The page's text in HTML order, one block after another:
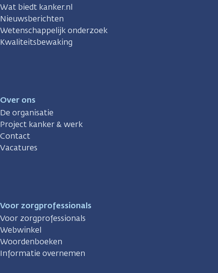
Wat biedt kanker.nl
Nieuwsberichten
Wetenschappelijk onderzoek
Kwaliteitsbewaking
Over ons
De organisatie
Project kanker & werk
Contact
Vacatures
Voor zorgprofessionals
Voor zorgprofessionals
Webwinkel
Woordenboeken
Informatie overnemen